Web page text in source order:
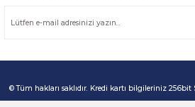
© Tüm hakları saklıdır. Kredi kartı bilgileriniz 256bit